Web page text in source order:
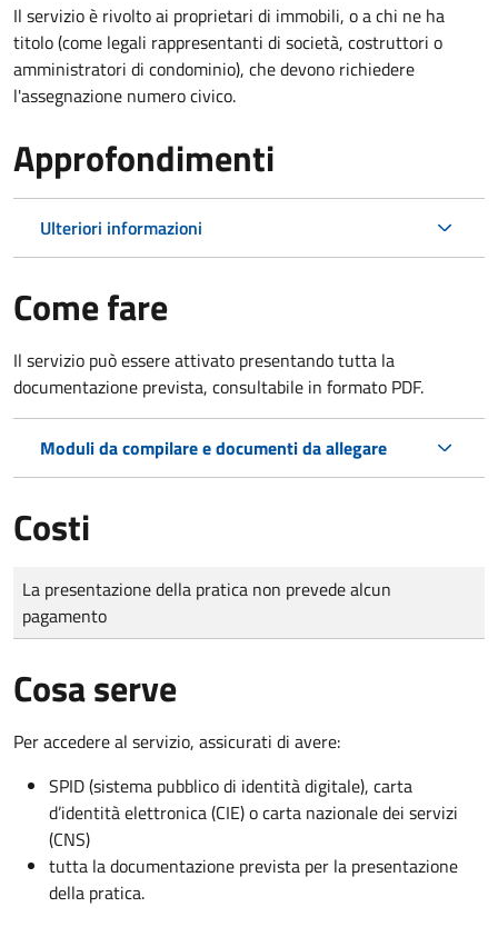
Il servizio è rivolto ai proprietari di immobili, o a chi ne ha
titolo (come legali rappresentanti di società, costruttori o
amministratori di condominio), che devono richiedere
l'assegnazione numero civico.
Approfondimenti
Ulteriori informazioni
Come fare
Il servizio può essere attivato presentando tutta la
documentazione prevista, consultabile in formato PDF.
Moduli da compilare e documenti da allegare
Costi
Tipo di pagamento
Importo
La presentazione della pratica non prevede alcun
pagamento
Cosa serve
Per accedere al servizio, assicurati di avere:
SPID (sistema pubblico di identità digitale), carta
d’identità elettronica (CIE) o carta nazionale dei servizi
(CNS)
tutta la documentazione prevista per la presentazione
della pratica.